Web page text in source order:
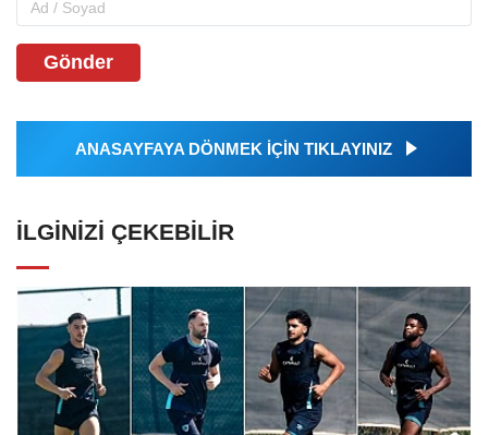
Gönder
ANASAYFAYA DÖNMEK İÇİN TIKLAYINIZ
İLGINIZI ÇEKEBILIR